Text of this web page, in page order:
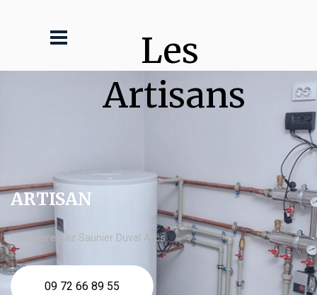
Les
Artisans
ARTISAN
chaudière gaz Saunier Duval Arcs
09 72 66 89 55